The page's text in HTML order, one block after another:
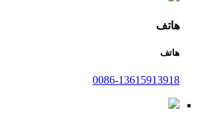
هاتف
هاتف
0086-13615913918